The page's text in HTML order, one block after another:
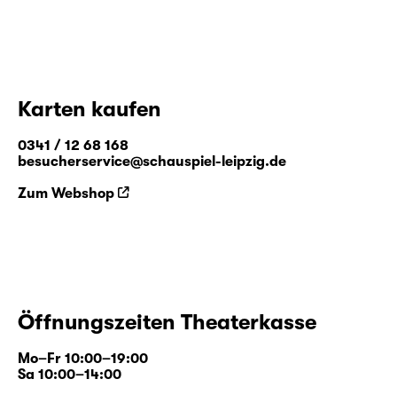
Karten kaufen
0341 / 12 68 168
besucherservice@schauspiel-leipzig.de
Zum Webshop
Öffnungszeiten Theaterkasse
Mo–Fr 10:00–19:00
Sa 10:00–14:00